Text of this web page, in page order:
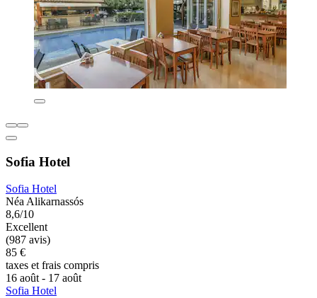
Sofia Hotel
Sofia Hotel
Néa Alikarnassós
8,6/10
Excellent
(987 avis)
85 €
taxes et frais compris
16 août - 17 août
Sofia Hotel